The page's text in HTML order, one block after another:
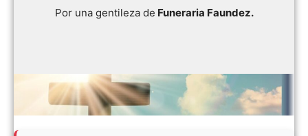
Por una gentileza de Funeraria Faundez.